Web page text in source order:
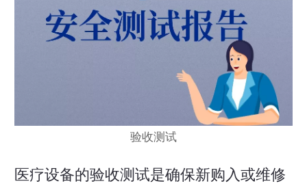
验收测试
医疗设备的验收测试是确保新购入或维修